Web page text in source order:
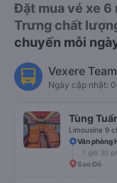
Đặt mua vé xe 6
Trưng chất
chuyến mỗi
Vexere Team
Ngày cập nhật:
Tùng
Limousine 9
Văn phòng
1 giờ 30
Sao Đỏ